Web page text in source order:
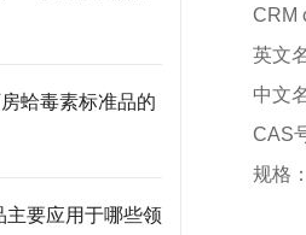
蛤毒素标准品的
要应用于哪些领
CRM
英文
中文
CAS
规格